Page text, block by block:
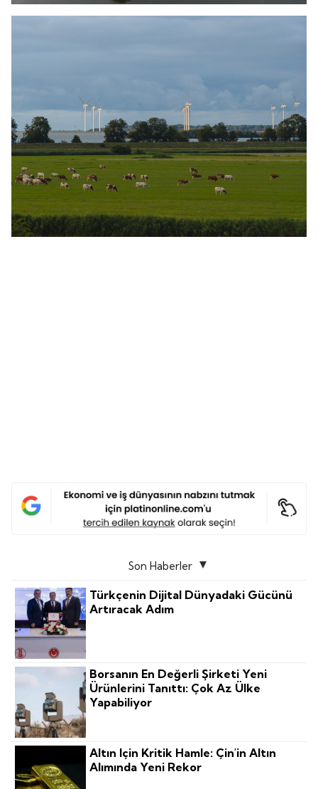
Son Haberler
Türkçenin Dijital Dünyadaki Gücünü
Artıracak Adım
Borsanın En Değerli Şirketi Yeni
Ürünlerini Tanıttı: Çok Az Ülke
Yapabiliyor
Altın Için Kritik Hamle: Çin'in Altın
Alımında Yeni Rekor